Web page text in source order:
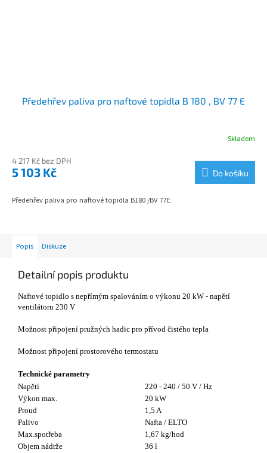
Předehřev paliva pro naftové topidla B 180 , BV 77 E
Skladem
4 217 Kč bez DPH
5 103 Kč Do košíku
Předehřev paliva pro naftové topidla B180 /BV 77E
Popis Diskuze
Detailní popis produktu
Naftové topidlo s nepřímým spalováním o výkonu 20 kW - napětí
ventilátoru 230 V
Možnost připojení pružných hadic pro přívod čistého tepla
Možnost připojení prostorového termostatu
Technické parametry
Napětí
220 - 240 / 50 V / Hz
Výkon max.
20 kW
Proud
1,5 A
Palivo
Nafta / ELTO
Max.spotřeba
1,67 kg/hod
Objem nádrže
36 l